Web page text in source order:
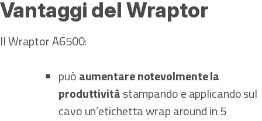
Vantaggi del Wraptor
Il Wraptor A6500:
puòaumentare notevolmente la
produttivitàstampando e applicando sul
cavo un’etichetta wrap around in 5